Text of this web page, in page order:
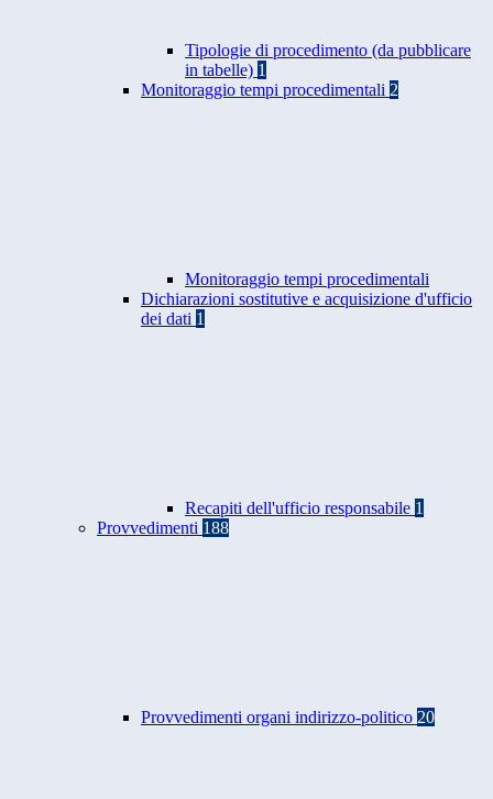
Tipologie di procedimento (da pubblicare
in tabelle) 1
Monitoraggio tempi procedimentali 2
Monitoraggio tempi procedimentali
Dichiarazioni sostitutive e acquisizione d'ufficio
dei dati 1
Recapiti dell'ufficio responsabile 1
Provvedimenti 188
Provvedimenti organi indirizzo-politico 20